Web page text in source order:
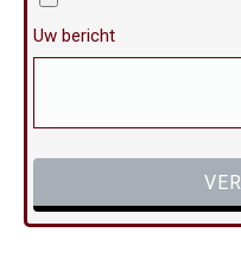
Uw bericht
Gelieve dit veld leeg te laten.